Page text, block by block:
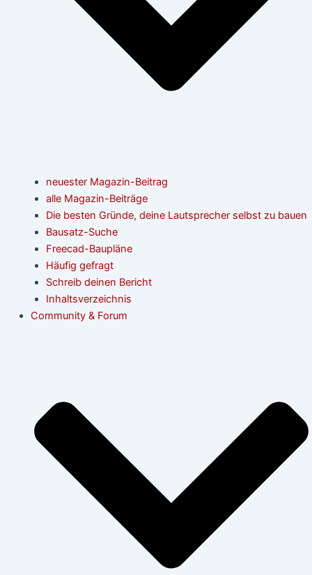
neuester Magazin-Beitrag
alle Magazin-Beiträge
Die besten Gründe, deine Lautsprecher selbst zu bauen
Bausatz-Suche
Freecad-Baupläne
Häufig gefragt
Schreib deinen Bericht
Inhaltsverzeichnis
Community & Forum